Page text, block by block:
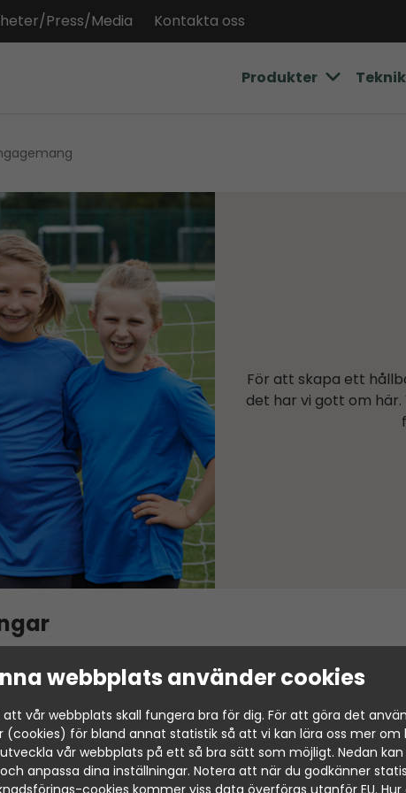
webbplats använder cookies
att vår webbplats skall fungera bra för dig. För att göra det
(cookies) för bland annat statistik så att vi kan lära oss mer om
vår webbplats på ett så bra sätt som möjligt. Nedan kan
anpassa dina inställningar. Notera att när du godkänner
cookies kommer viss data överföras utanför EU. Hur
Press/Media Kontakta oss
Produkter
För att skapa ett
det har vi gott om